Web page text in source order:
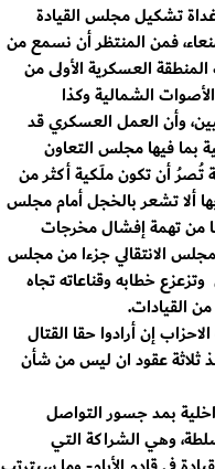
تشكيل مجلس القيادة
فمن المنتظر أن نسمع من
العسكرية الأولى من
الشمالية وكذا
وأن العمل العسكري قد
بما فيها مجلس التعاون
تُـصرُ أن تكون ملَـكية أكثر من
ألا تشعر بالخجل أمام مجلس
من تهمة إفشال مخرجات
الانتقالي جزءا من مجلس
خطابه وقناعاته تجاه
من القيادات.
إن أرادوا حقا القتال
ثلاثة عقود ان ليس من شأن
بمد جسور التواصل
وهي الشراكة التي